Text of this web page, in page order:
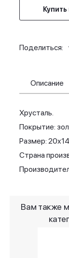
Купить
Поделиться:
Описание
Хрусталь.
Покрытие:
Размер:
Страна
Вам также